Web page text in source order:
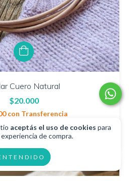
aceptás el uso de cookies para
de compra.
Cuero Natural
$20.000
con Transferencia
sin interés de$10.000